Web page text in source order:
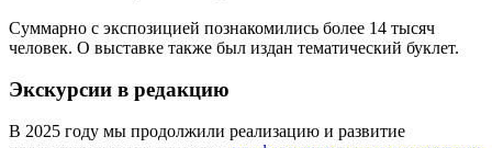
Суммарно с экспозицией познакомились более 14 тысяч
человек. О выставке также был издан тематический буклет.
Экскурсии в редакцию
В 2025 году мы продолжили реализацию и развитие